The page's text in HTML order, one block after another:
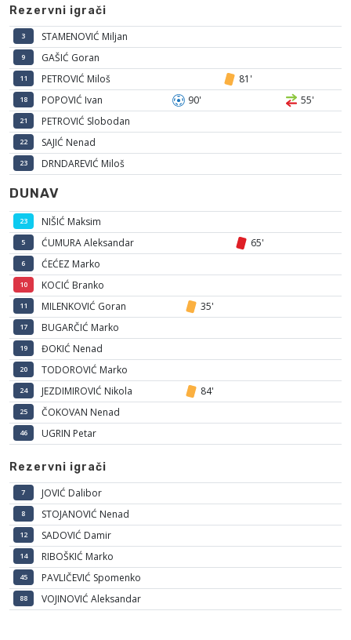
Rezervni igrači
3 STAMENOVIĆ Miljan
9 GAŠIĆ Goran
11 PETROVIĆ Miloš 81'
18 POPOVIĆ Ivan 90' 55'
21 PETROVIĆ Slobodan
22 SAJIĆ Nenad
23 DRNDAREVIĆ Miloš
DUNAV
23 NIŠIĆ Maksim
5 ĆUMURA Aleksandar 65'
6 ĆEĆEZ Marko
10 KOCIĆ Branko
11 MILENKOVIĆ Goran 35'
17 BUGARČIĆ Marko
19 ĐOKIĆ Nenad
20 TODOROVIĆ Marko
24 JEZDIMIROVIĆ Nikola 84'
25 ČOKOVAN Nenad
46 UGRIN Petar
Rezervni igrači
7 JOVIĆ Dalibor
8 STOJANOVIĆ Nenad
12 SADOVIĆ Damir
14 RIBOŠKIĆ Marko
45 PAVLIČEVIĆ Spomenko
88 VOJINOVIĆ Aleksandar